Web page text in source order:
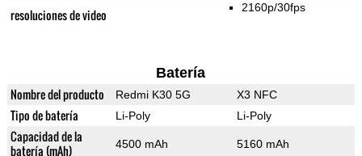
resoluciones de video 2160p/30fps
Batería
Nombre del producto Redmi K30 5G X3 NFC
Tipo de batería Li-Poly Li-Poly
Capacidad de la
batería (mAh)
4500 mAh 5160 mAh